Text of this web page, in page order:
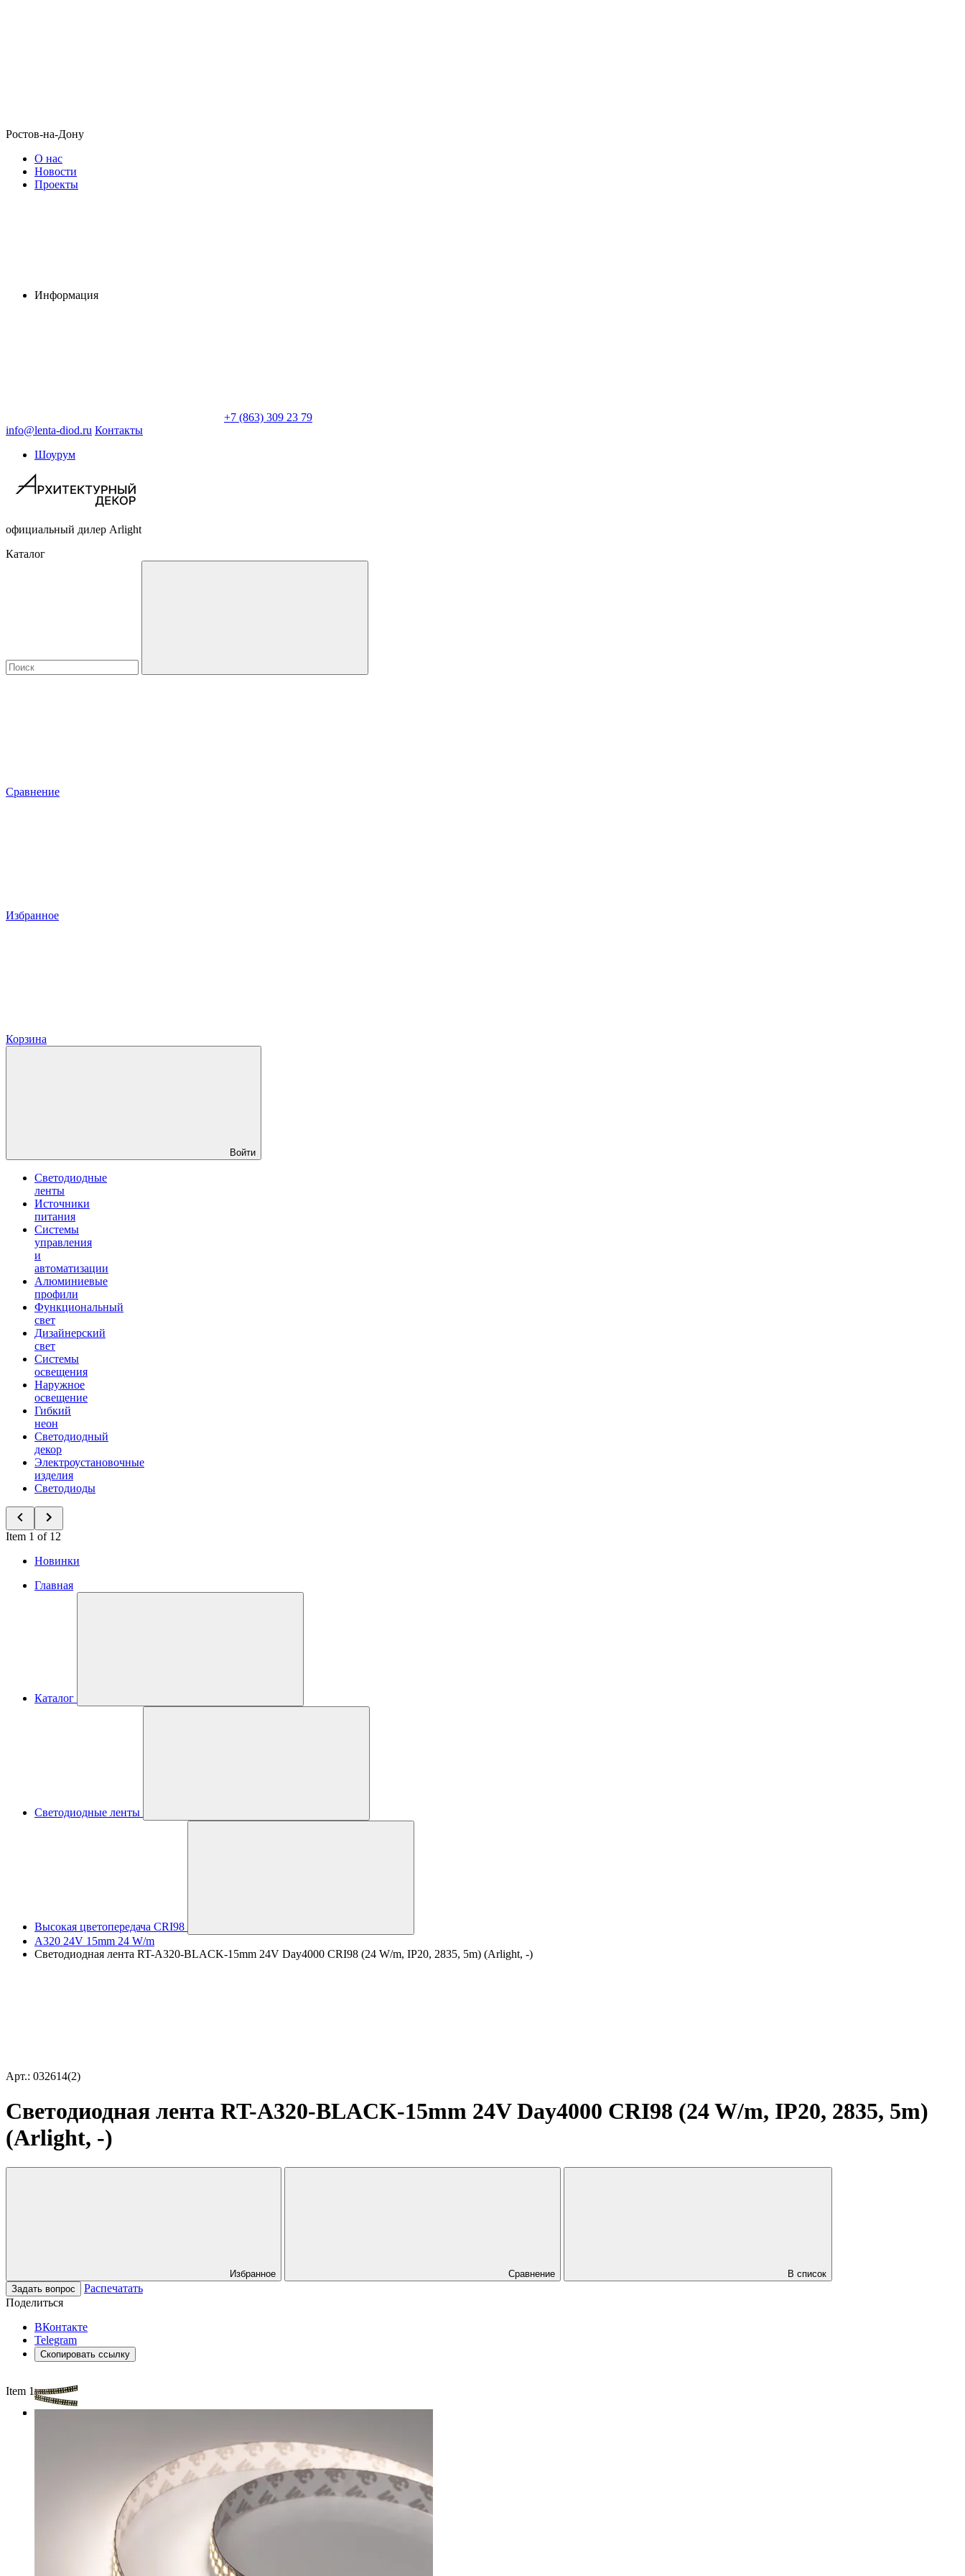
Ростов-на-Дону
О нас
Новости
Проекты
Информация
+7 (863) 309 23 79
info@lenta-diod.ru Контакты
Шоурум
официальный дилер Arlight
Каталог
Сравнение
Избранное
Корзина
Войти
Светодиодные
ленты
Источники
питания
Системы
управления
и
автоматизации
Алюминиевые
профили
Функциональный
свет
Дизайнерский
свет
Системы
освещения
Наружное
освещение
Гибкий
неон
Светодиодный
декор
Электроустановочные
изделия
Светодиоды
Item 1 of 12
Новинки
Главная
Каталог
Светодиодные ленты
Высокая цветопередача CRI98
A320 24V 15mm 24 W/m
Светодиодная лента RT-A320-BLACK-15mm 24V Day4000 CRI98 (24 W/m, IP20, 2835, 5m) (Arlight, -)
Арт.: 032614(2)
Светодиодная лента RT-A320-BLACK-15mm 24V Day4000 CRI98 (24 W/m, IP20, 2835, 5m)
(Arlight, -)
Избранное Сравнение
В список
Задать вопрос
Распечатать
Поделиться
ВКонтакте
Telegram
Скопировать ссылку
Item 1 of 3